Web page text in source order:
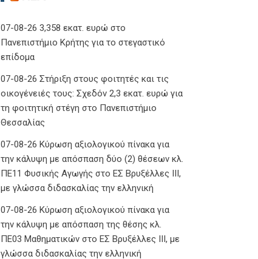
07-08-26 3,358 εκατ. ευρώ στο
Πανεπιστήμιο Κρήτης για το στεγαστικό
επίδομα
07-08-26 Στήριξη στους φοιτητές και τις
οικογένειές τους: Σχεδόν 2,3 εκατ. ευρώ για
τη φοιτητική στέγη στο Πανεπιστήμιο
Θεσσαλίας
07-08-26 Κύρωση αξιολογικού πίνακα για
την κάλυψη με απόσπαση δύο (2) θέσεων κλ.
ΠΕ11 Φυσικής Αγωγής στο ΕΣ Βρυξέλλες ΙΙΙ,
με γλώσσα διδασκαλίας την ελληνική
07-08-26 Κύρωση αξιολογικού πίνακα για
την κάλυψη με απόσπαση της θέσης κλ.
ΠΕ03 Μαθηματικών στο ΕΣ Βρυξέλλες ΙΙΙ, με
γλώσσα διδασκαλίας την ελληνική